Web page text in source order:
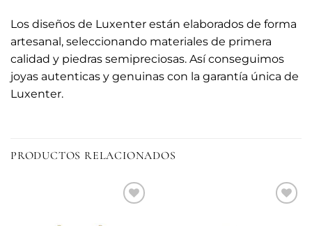
Los diseños de Luxenter están elaborados de forma
artesanal, seleccionando materiales de primera
calidad y piedras semipreciosas. Así conseguimos
joyas autenticas y genuinas con la garantía única de
Luxenter.
PRODUCTOS RELACIONADOS